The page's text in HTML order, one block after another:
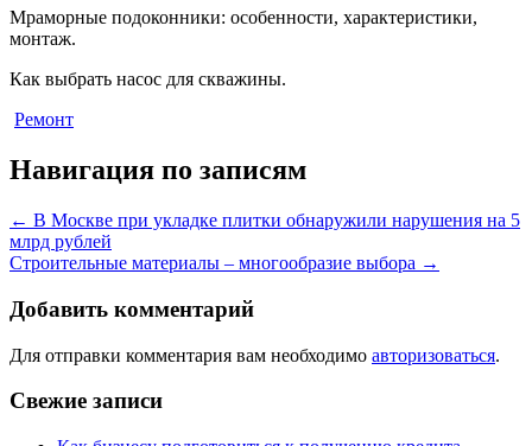
Мраморные подоконники: особенности, характеристики,
монтаж.
Как выбрать насос для скважины.
Ремонт
Навигация по записям
← В Москве при укладке плитки обнаружили нарушения на 5
млрд рублей
Строительные материалы – многообразие выбора →
Добавить комментарий
Для отправки комментария вам необходимо авторизоваться.
Свежие записи